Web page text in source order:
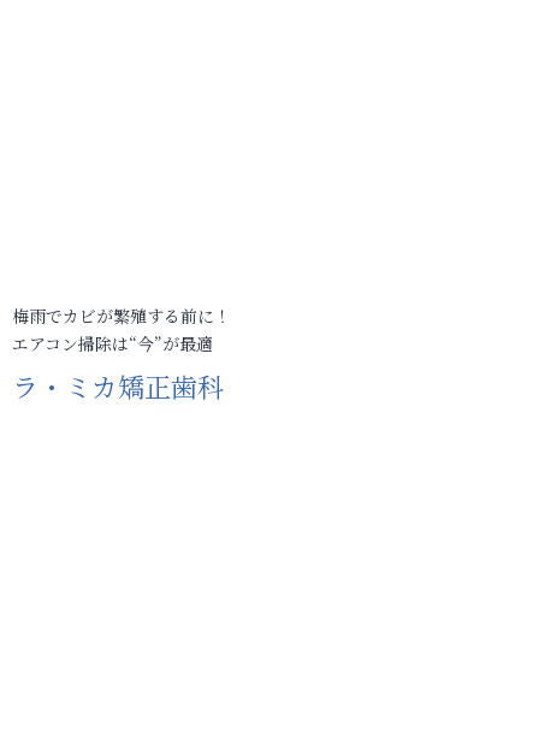
梅雨でカビが繁殖する前に！
エアコン掃除は“今”が最適
ラ・ミカ矯正歯科